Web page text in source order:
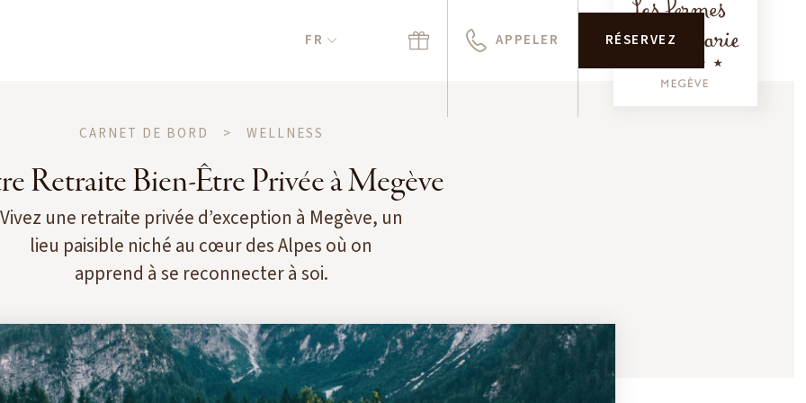
FR APPELER RÉSERVEZ
CARNET DE BORD > WELLNESS
Retraite Bien-Être Privée à Megève
Vivez une retraite privée d’exception à Megève, un
lieu paisible niché au cœur des Alpes où on
apprend à se reconnecter à soi.